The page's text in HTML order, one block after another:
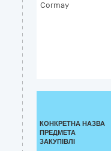
Cormay
КОНКРЕТНА НАЗВА
ПРЕДМЕТА
ЗАКУПІВЛІ